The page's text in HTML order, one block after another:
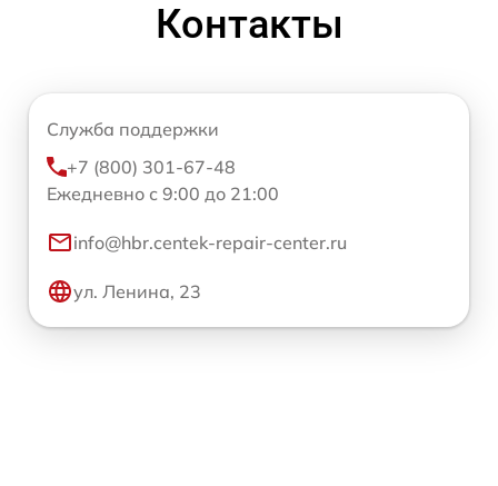
Контакты
Служба поддержки
+7 (800) 301-67-48
Ежедневно с 9:00 до 21:00
info@hbr.centek-repair-center.ru
ул. Ленина, 23